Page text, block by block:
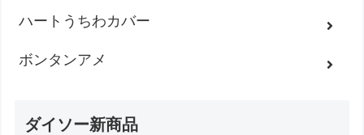
ハートうちわカバー
ボンタンアメ
ダイソー新商品